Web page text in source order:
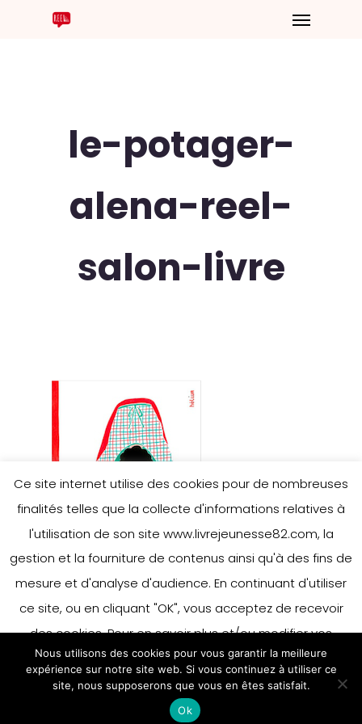
le-potager-
alena-reel-
salon-livre
Ce site internet utilise des cookies pour de nombreuses
finalités telles que la collecte d'informations relatives à
l'utilisation de son site www.livrejeunesse82.com, la
gestion et la fourniture de contenus ainsi qu'à des fins de
mesure et d'analyse d'audience. En continuant d'utiliser
ce site, ou en cliquant "OK", vous acceptez de recevoir
des cookies. Pour en savoir plus et/ou modifier vos
préférences en matière de cookies, merci de vous référer
à notre politique sur les cookies.
Accepter
En savoir plus
Nous utilisons des cookies pour vous garantir la meilleure
expérience sur notre site web. Si vous continuez à utiliser ce
site, nous supposerons que vous en êtes satisfait.
Ok